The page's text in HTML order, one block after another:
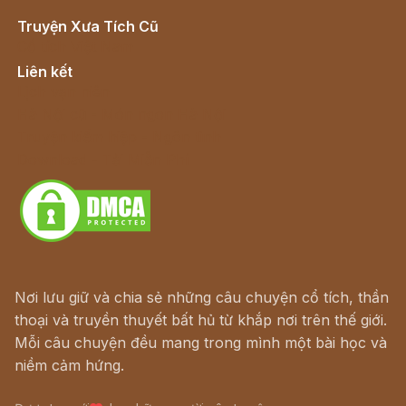
Truyện Xưa Tích Cũ
Liên kết
Nơi lưu giữ và chia sẻ những câu chuyện cổ tích, thần
thoại và truyền thuyết bất hủ từ khắp nơi trên thế giới.
Mỗi câu chuyện đều mang trong mình một bài học và
niềm cảm hứng.